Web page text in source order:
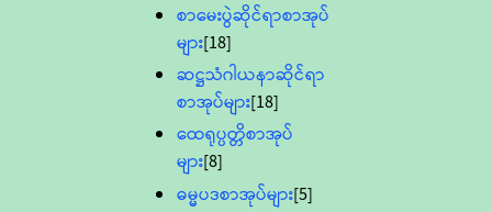
စာမေးပွဲဆိုင်ရာစာအုပ်
များ[18]
ဆဋ္ဌသံဂါယနာဆိုင်ရာ
စာအုပ်များ[18]
ထေရုပ္ပတ္တိစာအုပ်
များ[8]
ဓမ္မပဒစာအုပ်များ[5]